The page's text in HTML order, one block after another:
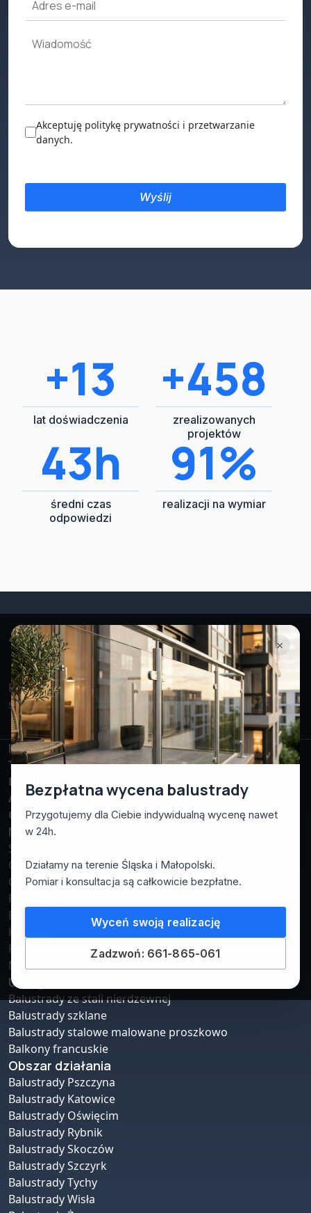
Akceptuję politykę prywatności i przetwarzanie
danych.
+15
lat doświadczenia
+500
zrealizowanych
projektów
48h
średni czas
odpowiedzi
100%
realizacji na wymiar
Projektujemy i montujemy nowoczesne balustrady
stalowe i szklane na terenie Śląska i Małopolski.
Facebook WhatsApp
Kontakt
Telefon: 661-865-061
E-mail: mateusz.sweryd@gmail.com
Adres:43-241 Łąka ul. Grabowa 10b
Godziny pracy:pn-pt: 7:00 – 17:00
Nawigacja
Strona główna
O nas
Oferta
Realizacje
Blog
Kontakt
Polityka prywatności
Mapa strony
Usługi
Balustrady ze stali nierdzewnej
Balustrady szklane
Balustrady stalowe malowane proszkowo
Balkony francuskie
Obszar działania
Balustrady Pszczyna
Balustrady Katowice
Balustrady Oświęcim
Balustrady Rybnik
Balustrady Skoczów
Balustrady Szczyrk
Balustrady Tychy
Balustrady Wisła
×
Bezpłatna wycena balustrady
Przygotujemy dla Ciebie indywidualną wycenę nawet
w 24h.
Działamy na terenie Śląska i Małopolski.
Pomiar i konsultacja są całkowicie bezpłatne.
Wyceń swoją realizację
Zadzwoń: 661-865-061